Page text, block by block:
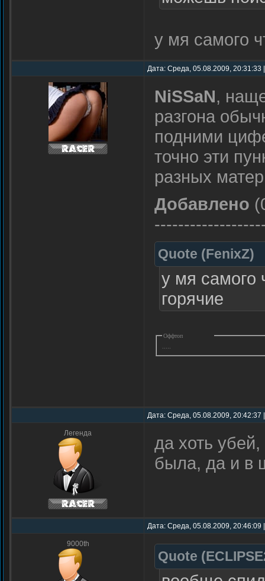
у мя самого
Дата: Среда, 05.08.2009,
NiSSaN,
разгона
подними
точно эти
разных
Добавлено
Quote (FenixZ)
у мя самого
горячие
Оффтоп
Дата: Среда, 05.08.2009,
Легенда
да хоть
была, да и в
Дата: Среда, 05.08.2009,
9000th
Quote (